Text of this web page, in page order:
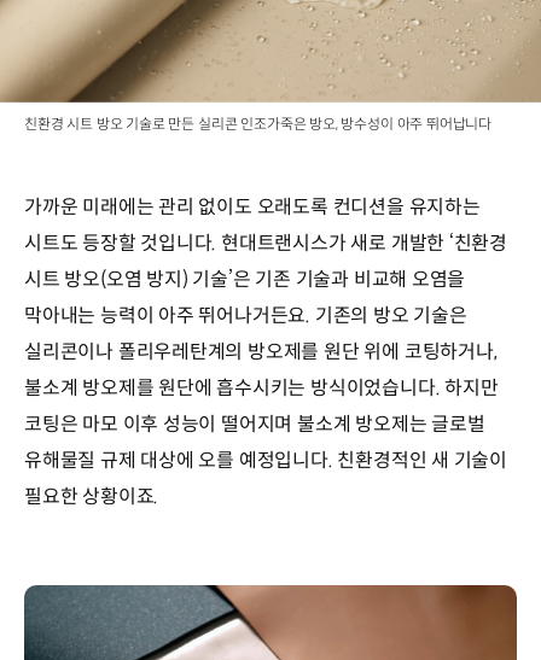
친환경 시트 방오 기술로 만든 실리콘 인조가죽은 방오, 방수성이 아주 뛰어납니다
가까운 미래에는 관리 없이도 오래도록 컨디션을 유지하는
시트도 등장할 것입니다. 현대트랜시스가 새로 개발한 ‘친환경
시트 방오(오염 방지) 기술’은 기존 기술과 비교해 오염을
막아내는 능력이 아주 뛰어나거든요. 기존의 방오 기술은
실리콘이나 폴리우레탄계의 방오제를 원단 위에 코팅하거나,
불소계 방오제를 원단에 흡수시키는 방식이었습니다. 하지만
코팅은 마모 이후 성능이 떨어지며 불소계 방오제는 글로벌
유해물질 규제 대상에 오를 예정입니다. 친환경적인 새 기술이
필요한 상황이죠.